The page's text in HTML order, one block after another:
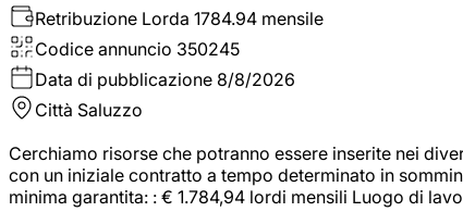
Retribuzione Lorda 1784.94 mensile
Codice annuncio 350245
Data di pubblicazione 8/8/2026
Città Saluzzo
Cerchiamo risorse che potranno essere inserite nei
con un iniziale contratto a tempo determinato in
minima garantita: : € 1.784,94 lordi mensili Luogo di